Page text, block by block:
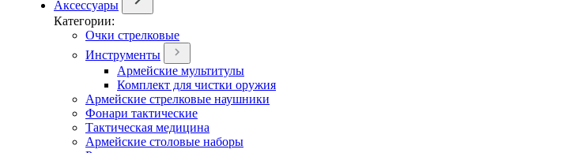
Аксессуары
Категории:
Очки стрелковые
Инструменты
Армейские мультитулы
Комплект для чистки оружия
Армейские стрелковые наушники
Фонари тактические
Тактическая медицина
Армейские столовые наборы